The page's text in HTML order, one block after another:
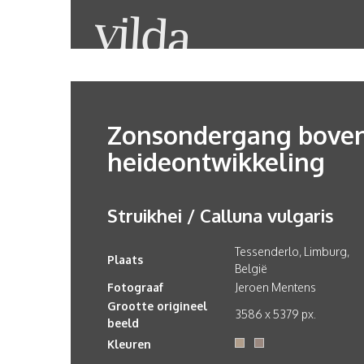
Zonsondergang
heideontwikkeling
Struikhei / Calluna vulgaris
Plaats
Tessenderlo, Limburg,
België
Fotograaf
Jeroen Mentens
Grootte origineel
beeld
3586 x 5379 px.
Kleuren